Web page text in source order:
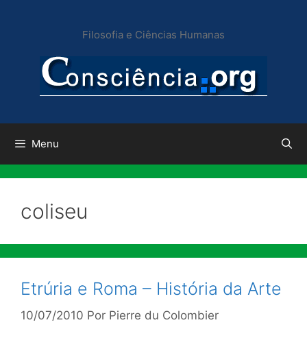
conteúdo
Filosofia e Ciências Humanas
Menu
coliseu
Etrúria e Roma – História da Arte
10/07/2010 Por Pierre du Colombier